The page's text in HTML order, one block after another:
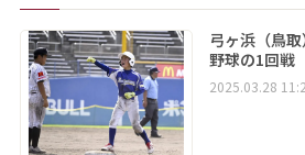
弓ヶ浜（鳥
野球の1回戦
2025.03.28